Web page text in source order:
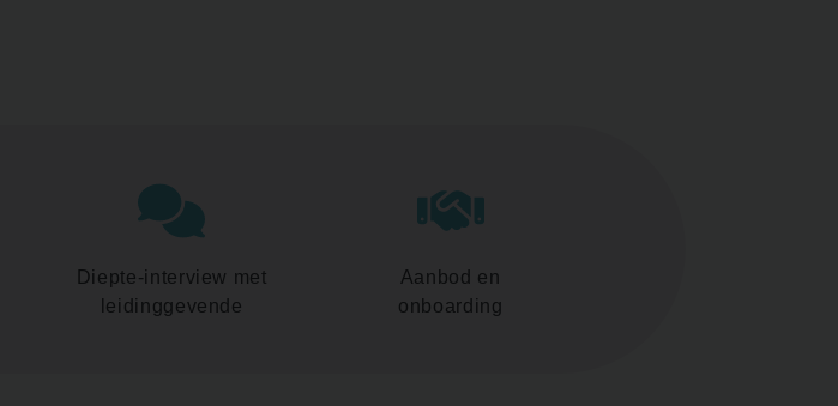
Diepte-interview met
leidinggevende
Aanbod en
onboarding